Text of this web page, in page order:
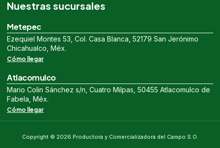
Nuestras sucursales
Metepec
Ezequiel Montes 53, Col. Casa Blanca, 52179 San Jerónimo
Chicahualco, Méx.
Cómo llegar
Atlacomulco
Mario Colin Sánchez s/n, Cuatro Milpas, 50455 Atlacomulco de
Fabela, Méx.
Cómo llegar
Copyright © 2026 Productora y Comercializadora del Campo S.O.